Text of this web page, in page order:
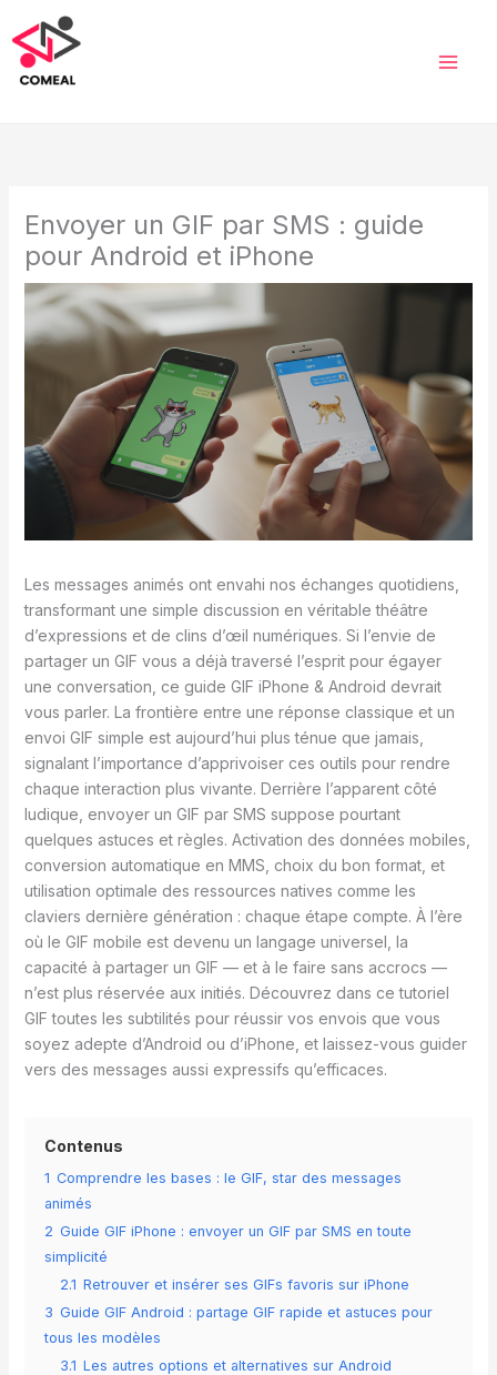
au
contenu
Envoyer un GIF par SMS : guide
pour Android et iPhone
Les messages animés ont envahi nos échanges quotidiens,
transformant une simple discussion en véritable théâtre
d’expressions et de clins d’œil numériques. Si l’envie de
partager un GIF vous a déjà traversé l’esprit pour égayer
une conversation, ce guide GIF iPhone & Android devrait
vous parler. La frontière entre une réponse classique et un
envoi GIF simple est aujourd’hui plus ténue que jamais,
signalant l’importance d’apprivoiser ces outils pour rendre
chaque interaction plus vivante. Derrière l’apparent côté
ludique, envoyer un GIF par SMS suppose pourtant
quelques astuces et règles. Activation des données mobiles,
conversion automatique en MMS, choix du bon format, et
utilisation optimale des ressources natives comme les
claviers dernière génération : chaque étape compte. À l’ère
où le GIF mobile est devenu un langage universel, la
capacité à partager un GIF — et à le faire sans accrocs —
n’est plus réservée aux initiés. Découvrez dans ce tutoriel
GIF toutes les subtilités pour réussir vos envois que vous
soyez adepte d’Android ou d’iPhone, et laissez-vous guider
vers des messages aussi expressifs qu’efficaces.
Contenus
1 Comprendre les bases : le GIF, star des messages
animés
2 Guide GIF iPhone : envoyer un GIF par SMS en toute
simplicité
2.1 Retrouver et insérer ses GIFs favoris sur iPhone
3 Guide GIF Android : partage GIF rapide et astuces pour
tous les modèles
3.1 Les autres options et alternatives sur Android